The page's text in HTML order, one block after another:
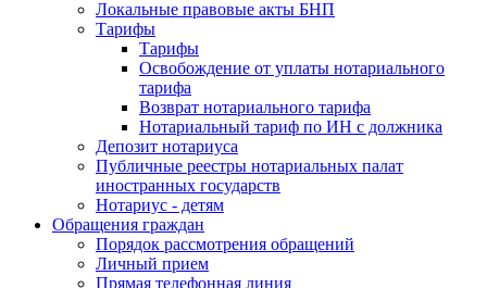
Локальные правовые акты БНП
Тарифы
Тарифы
Освобождение от уплаты нотариального
тарифа
Возврат нотариального тарифа
Нотариальный тариф по ИН с должника
Депозит нотариуса
Публичные реестры нотариальных палат
иностранных государств
Нотариус - детям
Обращения граждан
Порядок рассмотрения обращений
Личный прием
Прямая телефонная линия